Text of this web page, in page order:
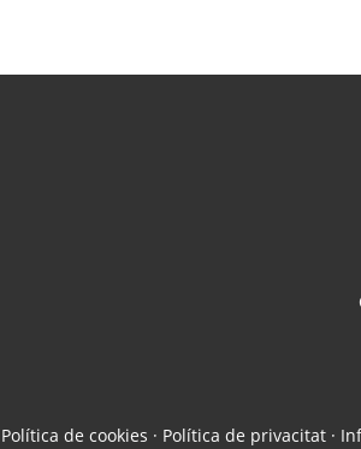
Política de cookies · Política de privacitat·